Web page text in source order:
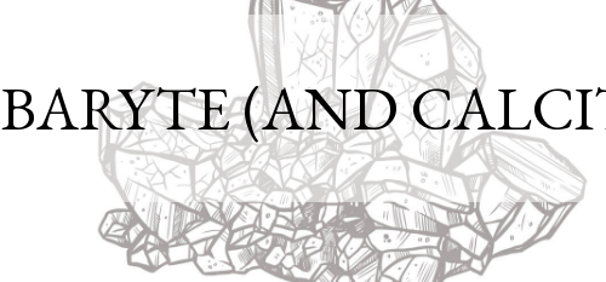
BARYTE (AND